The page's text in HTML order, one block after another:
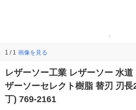
1 / 1 画像を見る
レザーソー工業 レザーソー 水
ザーソーセレクト樹脂 替刃 刃
丁) 769-2161